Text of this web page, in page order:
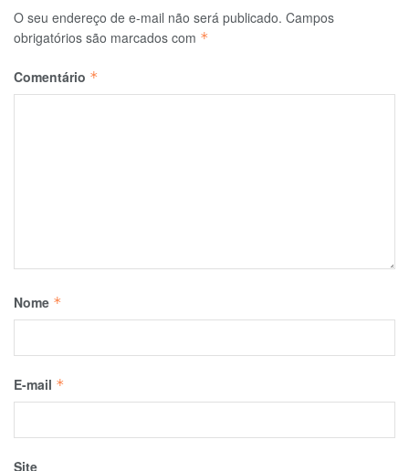
O seu endereço de e-mail não será publicado. Campos
obrigatórios são marcados com *
Comentário *
Nome *
E-mail *
Site